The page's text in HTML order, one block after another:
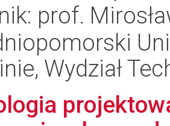
prof.
Wydział